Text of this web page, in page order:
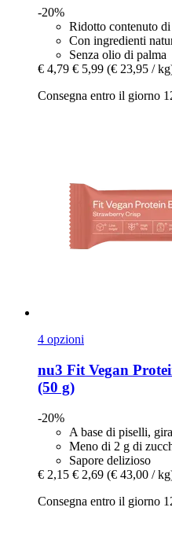
-20%
Ridotto contenuto
Con ingredienti
Senza olio di palma
€ 4,79 € 5,99 (€ 23,95 /
Consegna entro il giorno
4 opzioni
nu3 Fit Vegan
(50 g)
-20%
A base di piselli,
Meno di 2 g di
Sapore delizioso
€ 2,15 € 2,69 (€ 43,00 /
Consegna entro il giorno